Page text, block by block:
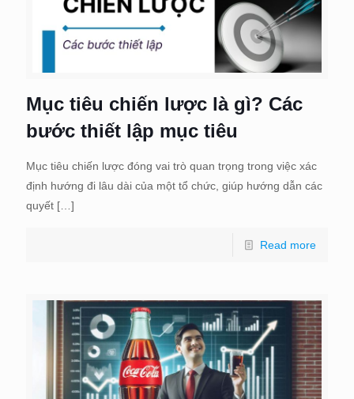
Mục tiêu chiến lược là gì? Các
bước thiết lập mục tiêu
Mục tiêu chiến lược đóng vai trò quan trọng trong việc xác
định hướng đi lâu dài của một tổ chức, giúp hướng dẫn các
quyết […]
Read more